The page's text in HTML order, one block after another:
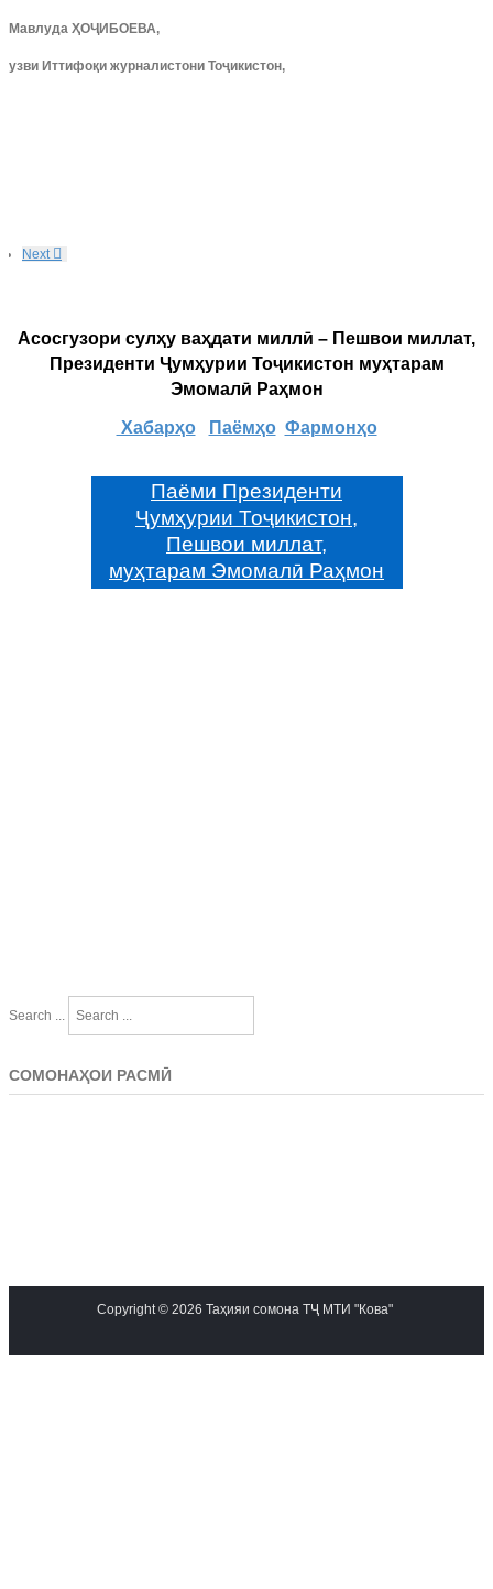
Мавлуда ҲОҶИБОЕВА,
узви Иттифоқи журналистони Тоҷикистон,
Next
Асосгузори сулҳу ваҳдати миллӣ – Пешвои миллат,
Президенти Ҷумҳурии Тоҷикистон муҳтарам
Эмомалӣ Раҳмон
Хабарҳо Паёмҳо Фармонҳо
Паёми Президенти
Ҷумҳурии Тоҷикистон,
Пешвои миллат,
муҳтарам Эмомалӣ Раҳмон
Search ...
СОМОНАҲОИ РАСМӢ
Copyright © 2026 Таҳияи сомона ТҶ МТИ "Кова"